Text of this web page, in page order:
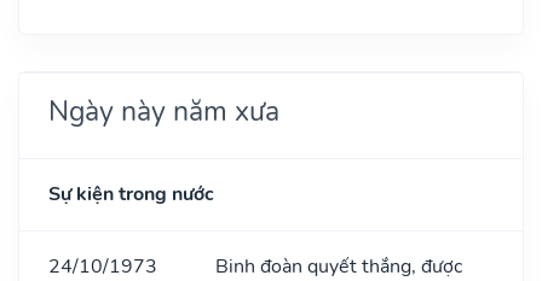
Ngày này năm xưa
Sự kiện trong nước
24/10/1973
Binh đoàn quyết thắng, được